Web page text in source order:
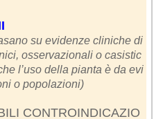
su evidenze cliniche di
osservazionali o casistic
l’uso della pianta è da evi
o popolazioni)
CONTROINDICAZIO